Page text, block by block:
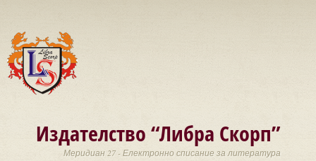
Издателство “Либра Скорп”
Меридиан 27 - Електронно списание за литература